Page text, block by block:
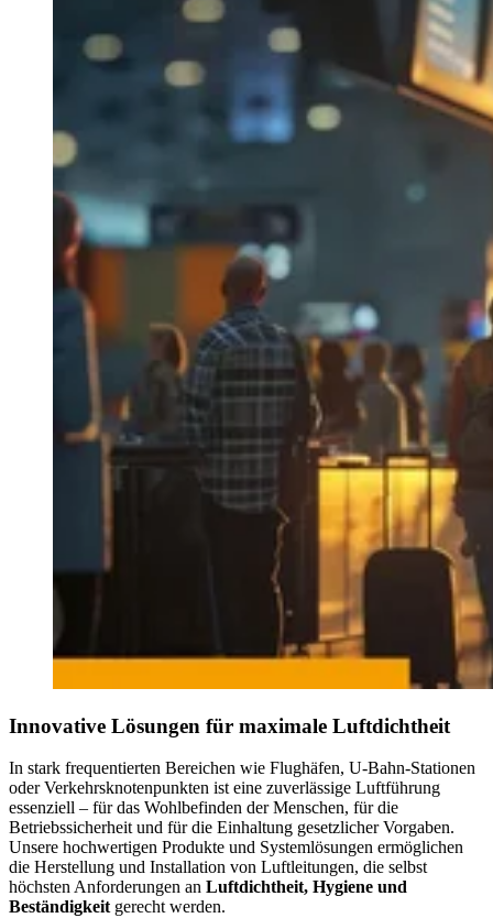
Innovative Lösungen für maximale Luftdichtheit
In stark frequentierten Bereichen wie Flughäfen, U-Bahn-Stationen
oder Verkehrsknotenpunkten ist eine zuverlässige Luftführung
essenziell – für das Wohlbefinden der Menschen, für die
Betriebssicherheit und für die Einhaltung gesetzlicher Vorgaben.
Unsere hochwertigen Produkte und Systemlösungen ermöglichen
die Herstellung und Installation von Luftleitungen, die selbst
höchsten Anforderungen an Luftdichtheit, Hygiene und
Beständigkeit gerecht werden.